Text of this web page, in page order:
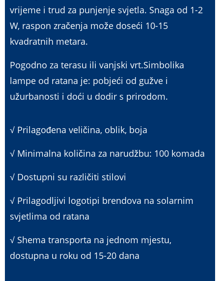
vrijeme i trud za punjenje svjetla. Snaga od 1-2
W, raspon zračenja može doseći 10-15
kvadratnih metara.
Pogodno za terasu ili vanjski vrt.Simbolika
lampe od ratana je: pobjeći od gužve i
užurbanosti i doći u dodir s prirodom.
√ Prilagođena veličina, oblik, boja
√ Minimalna količina za narudžbu: 100 komada
√ Dostupni su različiti stilovi
√ Prilagodljivi logotipi brendova na solarnim
svjetlima od ratana
√ Shema transporta na jednom mjestu,
dostupna u roku od 15-20 dana